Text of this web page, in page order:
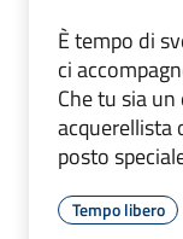
È tempo di
ci
Che tu sia
acquerellista
posto
Tempo libero